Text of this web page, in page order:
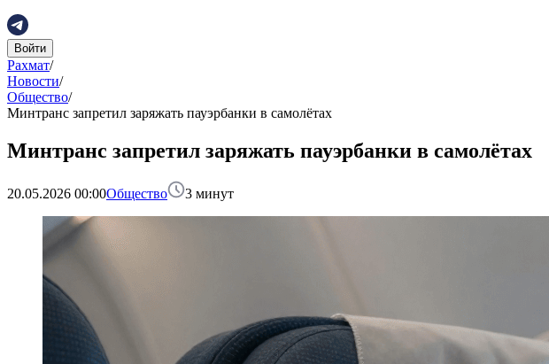
Войти
Рахмат/
Новости/
Общество/
Минтранс запретил заряжать пауэрбанки в самолётах
Минтранс запретил заряжать пауэрбанки в самолётах
20.05.2026 00:00Общество 3 минут